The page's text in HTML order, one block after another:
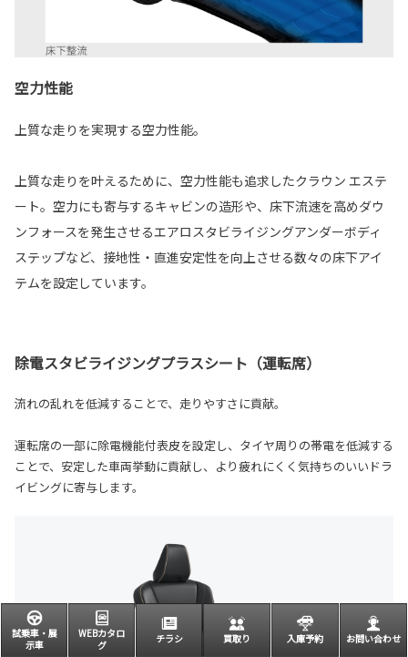
空力性能
上質な走りを実現する空力性能。
上質な走りを叶えるために、空力性能も追求したクラウン エステ
ート。空力にも寄与するキャビンの造形や、床下流速を高めダウ
ンフォースを発生させるエアロスタビライジングアンダーボディ
ステップなど、接地性・直進安定性を向上させる数々の床下アイ
テムを設定しています。
除電スタビライジングプラスシート（運転席）
流れの乱れを低減することで、走りやすさに貢献。
運転席の一部に除電機能付表皮を設定し、タイヤ周りの帯電を低減する
ことで、安定した車両挙動に貢献し、より疲れにくく気持ちのいいドラ
イビングに寄与します。
試乗車・展
示車
WEBカタロ
グ
チラシ 買取り 入庫予約 お問い合わせ